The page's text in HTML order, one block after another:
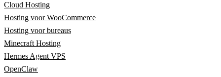
Cloud Hosting
Hosting voor WooCommerce
Hosting voor bureaus
Minecraft Hosting
Hermes Agent VPS
OpenClaw